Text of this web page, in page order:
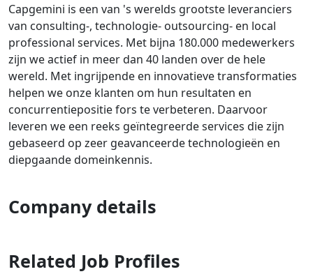
Capgemini is een van 's werelds grootste leveranciers
van consulting-, technologie- outsourcing- en local
professional services. Met bijna 180.000 medewerkers
zijn we actief in meer dan 40 landen over de hele
wereld. Met ingrijpende en innovatieve transformaties
helpen we onze klanten om hun resultaten en
concurrentiepositie fors te verbeteren. Daarvoor
leveren we een reeks geïntegreerde services die zijn
gebaseerd op zeer geavanceerde technologieën en
diepgaande domeinkennis.
Company details
Related Job Profiles